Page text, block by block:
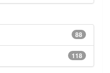
88
118